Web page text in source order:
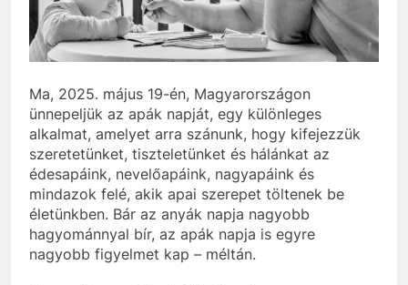
a Tisza Világ
applikáció
botránya
10 Hónap Ezelőtt
Dobrev programot
hirdet, a Tisza a Dunán
hajókázik
10 Hónap Ezelőtt
Ma, 2025. május 19-én, Magyarországon
ünnepeljük az apák napját, egy különleges
alkalmat, amelyet arra szánunk, hogy kifejezzük
szeretetünket, tiszteletünket és hálánkat az
édesapáink, nevelőapáink, nagyapáink és
mindazok felé, akik apai szerepet töltenek be
életünkben. Bár az anyák napja nagyobb
hagyománnyal bír, az apák napja is egyre
nagyobb figyelmet kap – méltán.